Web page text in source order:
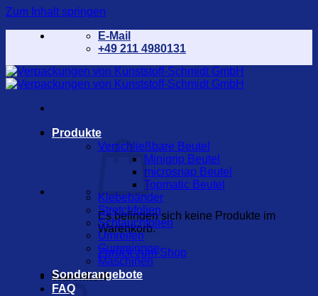
Zum Inhalt springen
E-Mail
+49 211 4980131
Es befinden sich keine Produkte im
Warenkorb.
Zurück zum Shop
Warenkorb
Produkte
Verschließbare Beutel
Minigrip Beutel
microsnap Beutel
Topmatic Beutel
Klebebänder
Stretchfolien
Schlauchfolien
Umreifen
Gummiringe
Maschinen
Sonderangebote
FAQ